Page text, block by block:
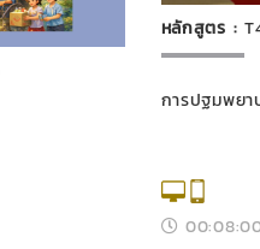
หลักสูตร :
การปฐมพยา